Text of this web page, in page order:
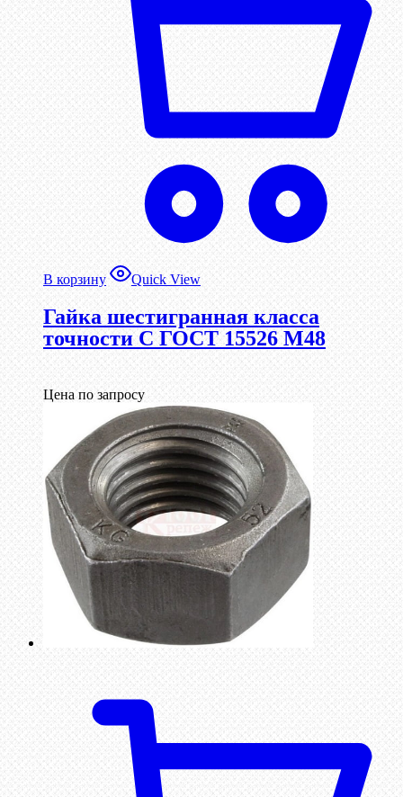
В корзину Quick View
Гайка шестигранная класса
точности С ГОСТ 15526 М48
Цена по запросу